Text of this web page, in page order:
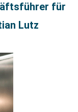
für
Lutz